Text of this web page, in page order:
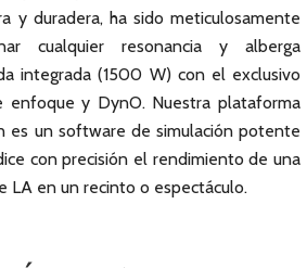
y duradera, ha sido meticulosamente
cualquier resonancia y alberga
integrada (1500 W) con el exclusivo
enfoque y DynO. Nuestra plataforma
es un software de simulación potente
con precisión el rendimiento de una
LA en un recinto o espectáculo.